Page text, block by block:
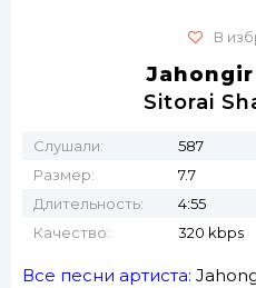
В
Sitorai
Слушали:
587
Размер:
7.7
Длительность:
4:55
Качество:
320 kbps
Все песни артиста: